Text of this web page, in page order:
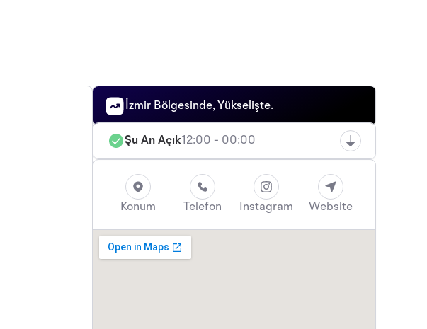
İzmir Bölgesinde, Yükselişte.
Şu An Açık12:00 - 00:00
Konum Telefon Instagram Website